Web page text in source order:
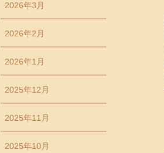
2026年3月
2026年2月
2026年1月
2025年12月
2025年11月
2025年10月